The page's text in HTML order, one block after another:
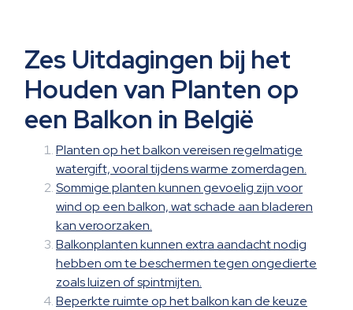
Zes Uitdagingen bij het
Houden van Planten op
een Balkon in België
Planten op het balkon vereisen regelmatige
watergift, vooral tijdens warme zomerdagen.
Sommige planten kunnen gevoelig zijn voor
wind op een balkon, wat schade aan bladeren
kan veroorzaken.
Balkonplanten kunnen extra aandacht nodig
hebben om te beschermen tegen ongedierte
zoals luizen of spintmijten.
Beperkte ruimte op het balkon kan de keuze